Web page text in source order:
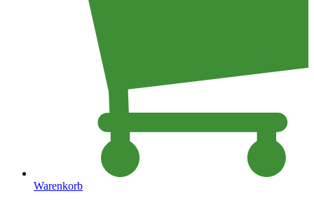
Warenkorb